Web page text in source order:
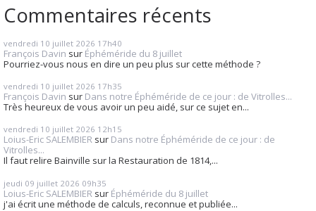
Commentaires récents
vendredi 10 juillet 2026 17h40
François Davin sur Éphéméride du 8 juillet
Pourriez-vous nous en dire un peu plus sur cette méthode ?
vendredi 10 juillet 2026 17h35
François Davin sur Dans notre Éphéméride de ce jour : de Vitrolles...
Très heureux de vous avoir un peu aidé, sur ce sujet en...
vendredi 10 juillet 2026 12h15
Loius-Eric SALEMBIER sur Dans notre Éphéméride de ce jour : de
Vitrolles...
Il faut relire Bainville sur la Restauration de 1814,...
jeudi 09 juillet 2026 09h35
Loius-Eric SALEMBIER sur Éphéméride du 8 juillet
j'ai écrit une méthode de calculs, reconnue et publiée...